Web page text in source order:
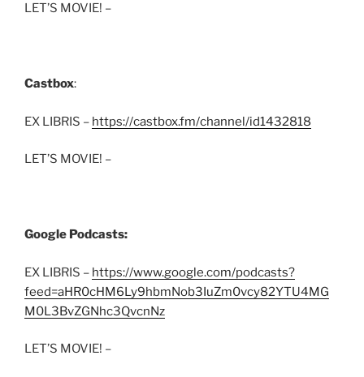
LET’S MOVIE! –
Castbox:
EX LIBRIS – https://castbox.fm/channel/id1432818
LET’S MOVIE! –
Google Podcasts:
EX LIBRIS – https://www.google.com/podcasts?
feed=aHR0cHM6Ly9hbmNob3IuZm0vcy82YTU4MG
M0L3BvZGNhc3QvcnNz
LET’S MOVIE! –